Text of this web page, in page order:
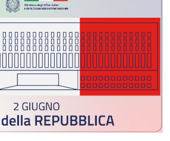
Tajani in occasione della Festa della